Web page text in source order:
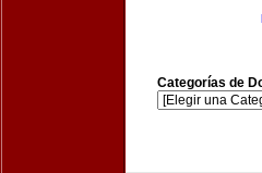
Categorías de